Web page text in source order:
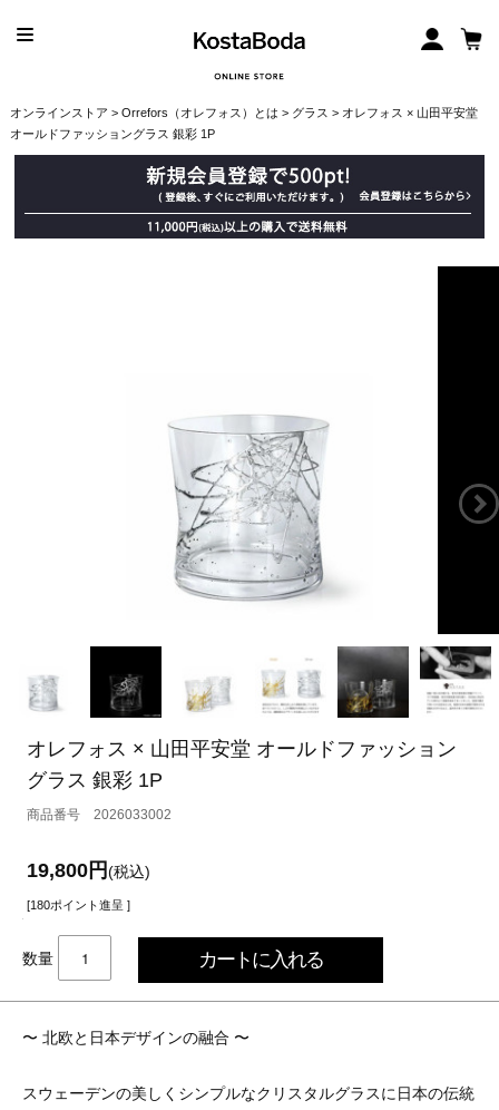
オンラインストア > Orrefors（オレフォス）とは > グラス > オレフォス × 山田平安堂
オールドファッショングラス 銀彩 1P
オレフォス × 山田平安堂 オールドファッション
グラス 銀彩 1P
2026033002
19,800円(税込)
[180ポイント進呈 ]
数量
〜 北欧と日本デザインの融合 〜
スウェーデンの美しくシンプルなクリスタルグラスに日本の伝統